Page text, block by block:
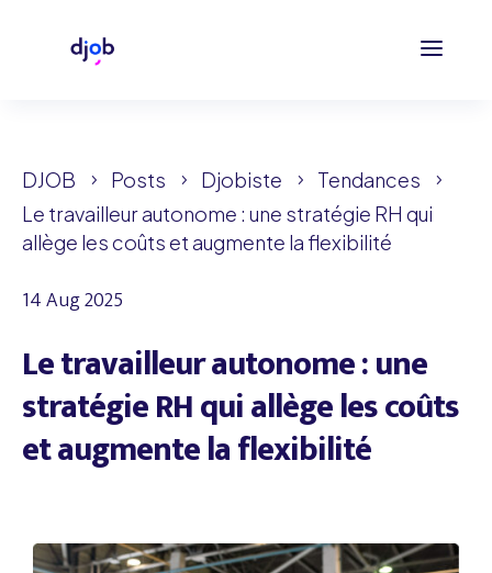
DJOB 5 Posts 5 Djobiste 5 Tendances 5
Le travailleur autonome : une stratégie RH qui
allège les coûts et augmente la flexibilité
14 Aug 2025
Le travailleur autonome : une
stratégie RH qui allège les coûts
et augmente la flexibilité